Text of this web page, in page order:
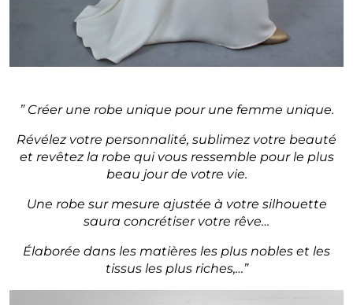
” Créer une robe unique pour une femme unique.
Révélez votre personnalité, sublimez votre beauté
et revêtez la robe qui vous ressemble pour le plus
beau jour de votre vie.
Une robe sur mesure ajustée à votre silhouette
saura concrétiser votre rêve…
Élaborée dans les matières les plus nobles et les
tissus les plus riches,…”